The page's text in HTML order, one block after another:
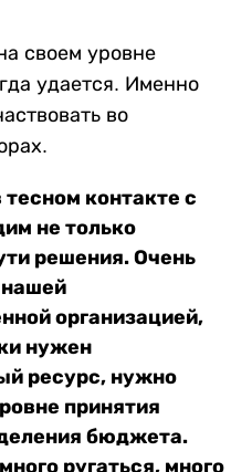
своем уровне
удается. Именно
во
контакте с
не только
решения. Очень
нашей
организацией,
нужен
ресурс, нужно
принятия
бюджета.
ругаться, много